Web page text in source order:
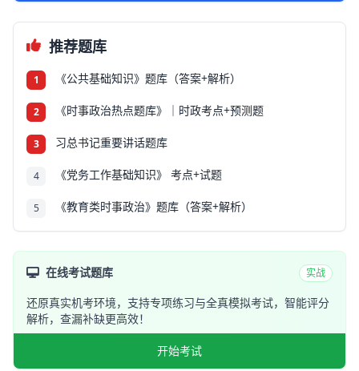
推荐题库
1 《公共基础知识》题库（答案+解析）
2 《时事政治热点题库》｜时政考点+预测题
3 习总书记重要讲话题库
4 《党务工作基础知识》 考点+试题
5 《教育类时事政治》题库（答案+解析）
在线考试题库 实战
还原真实机考环境，支持专项练习与全真模拟考试，智能评分
解析，查漏补缺更高效！
开始考试